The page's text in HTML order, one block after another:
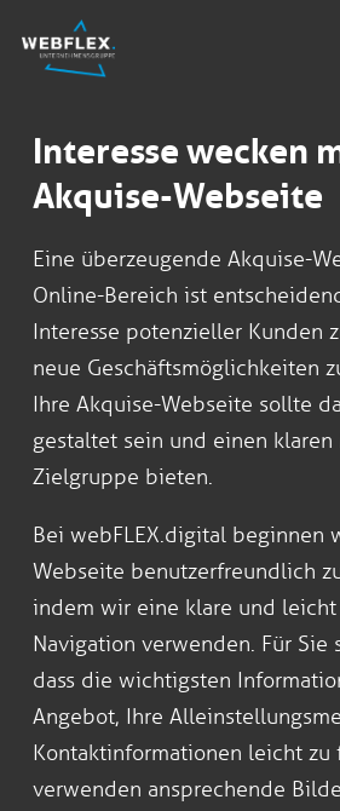
Interesse wecken
Akquise-Webseite
Eine überzeugende Akquise-
Online-Bereich ist
Interesse potenzieller Kunden
neue Geschäftsmöglichkeiten
Ihre Akquise-Webseite sollte
gestaltet sein und einen
Zielgruppe bieten.
Bei webFLEX.digital beginnen
Webseite benutzerfreundlich
indem wir eine klare und
Navigation verwenden. Für Sie
dass die wichtigsten
Angebot, Ihre
Kontaktinformationen leicht zu
verwenden ansprechende